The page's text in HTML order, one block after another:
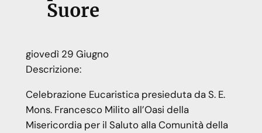
Suore
giovedì 29 Giugno
Descrizione:
Celebrazione Eucaristica presieduta da S. E.
Mons. Francesco Milito all’Oasi della
Misericordia per il Saluto alla Comunità della